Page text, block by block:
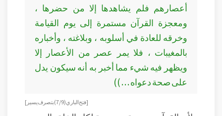
أعصارهم فلم يشاهدها إلا من حضرها ،
ومعجزة القرآن مستمرة إلى يوم القيامة
وخرقه للعادة في أسلوبه ، وبلاغته ، وأخباره
بالمغيبات ، فلا يمر عصر من الأعصار إلا
ويظهر فيه شيء مما أخبر به أنه سيكون يدل
على صحة دعواه . . . ))
[ فتح الباري ( 9 / 7 ) بتصرف يسير ]